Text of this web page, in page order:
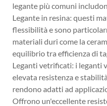
legante più comuni
Legante in resina: questi
flessibilità e sono
materiali duri come la
equilibrio tra efficienza di
Leganti vetrificati: i leganti
elevata resistenza e
rendono adatti ad
Offrono un'eccellente